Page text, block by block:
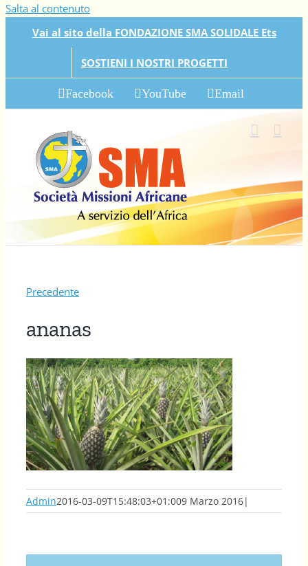
Salta al contenuto
Vai al sito della FONDAZIONE SMA SOLIDALE Ets
SOSTIENI I NOSTRI PROGETTI
Facebook YouTube Email
Precedente
ananas
Admin2016-03-09T15:48:03+01:009 Marzo 2016|